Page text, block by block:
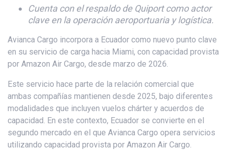
Cuenta con el respaldo de Quiport como actor
clave en la operación aeroportuaria y logística.
Avianca Cargo incorpora a Ecuador como nuevo punto clave
en su servicio de carga hacia Miami, con capacidad provista
por Amazon Air Cargo, desde marzo de 2026.
Este servicio hace parte de la relación comercial que
ambas compañías mantienen desde 2025, bajo diferentes
modalidades que incluyen vuelos chárter y acuerdos de
capacidad. En este contexto, Ecuador se convierte en el
segundo mercado en el que Avianca Cargo opera servicios
utilizando capacidad provista por Amazon Air Cargo.